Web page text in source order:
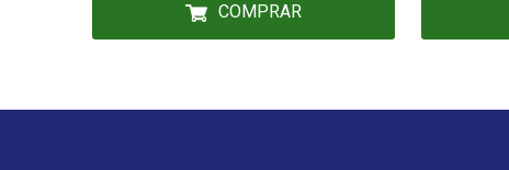
COMPRAR